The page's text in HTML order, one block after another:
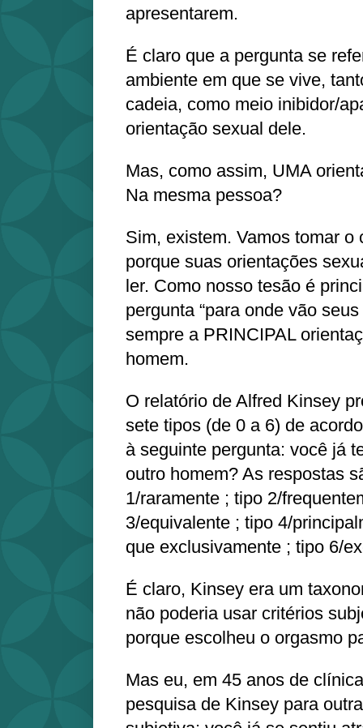
apresentarem.
É claro que a pergunta se
ambiente em que se vive,
cadeia, como meio inibidor/
orientação sexual dele.
Mas, como assim, UMA
Na mesma pessoa?
Sim, existem. Vamos tomar o
porque suas orientações
ler. Como nosso tesão é
pergunta “para onde vão
sempre a PRINCIPAL
homem.
O relatório de Alfred Kinsey
sete tipos (de 0 a 6) de
à seguinte pergunta: você já
outro homem? As respostas
1/raramente ; tipo 2/
3/equivalente ; tipo 4/
que exclusivamente ; tipo 6/
É claro, Kinsey era um
não poderia usar critérios
porque escolheu o orgasmo
Mas eu, em 45 anos de
pesquisa de Kinsey para